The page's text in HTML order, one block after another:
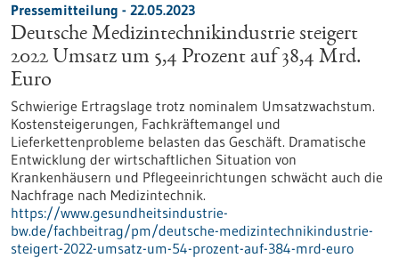
Pressemitteilung - 22.05.2023
Deutsche Medizintechnikindustrie steigert
2022 Umsatz um 5,4 Prozent auf 38,4 Mrd.
Euro
Schwierige Ertragslage trotz nominalem Umsatzwachstum.
Kostensteigerungen, Fachkräftemangel und
Lieferkettenprobleme belasten das Geschäft. Dramatische
Entwicklung der wirtschaftlichen Situation von
Krankenhäusern und Pflegeeinrichtungen schwächt auch die
Nachfrage nach Medizintechnik.
https://www.gesundheitsindustrie-
bw.de/fachbeitrag/pm/deutsche-medizintechnikindustrie-
steigert-2022-umsatz-um-54-prozent-auf-384-mrd-euro